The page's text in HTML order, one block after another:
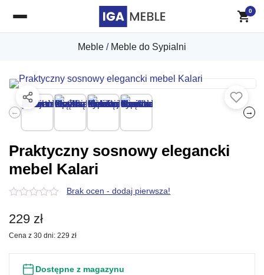
Meble / Meble do Sypialni
← →
Praktyczny sosnowy elegancki
mebel Kalari
z
5
Brak ocen - dodaj pierwsza!
229 zł
Cena z 30 dni: 229 zł
Dostępne z magazynu
0